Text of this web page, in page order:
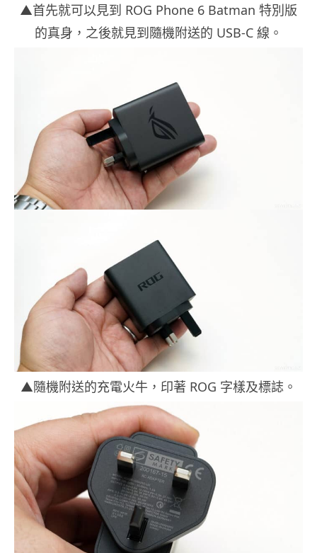
▲首先就可以見到 ROG Phone 6 Batman 特別版
的真身，之後就見到隨機附送的 USB-C 線。
▲隨機附送的充電火牛，印著 ROG 字樣及標誌。